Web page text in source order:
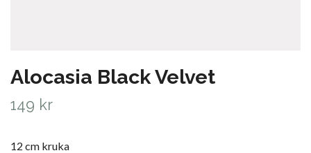
Alocasia Black Velvet
149 kr
12 cm kruka